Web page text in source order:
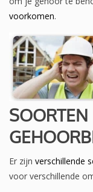
voorkomen.
SOORTEN
Er zijn verschillende
voor verschillende